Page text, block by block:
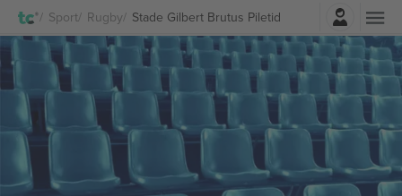
Sport Rugby Stade Gilbert Brutus Piletid
Logi sisse